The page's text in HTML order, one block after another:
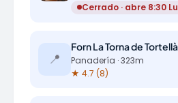
Cerrado · abre 8:30
📍
Forn La Torna de
Panadería · 323m
★ 4.7 (8)